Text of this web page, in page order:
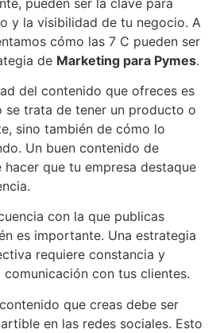
y la visibilidad de tu negocio. A
cómo las 7 C pueden ser
de Marketing para Pymes.
del contenido que ofreces es
se trata de tener un producto o
sino también de cómo lo
Un buen contenido de
hacer que tu empresa destaque
con la que publicas
es importante. Una estrategia
requiere constancia y
comunicación con tus clientes.
que creas debe ser
en las redes sociales. Esto